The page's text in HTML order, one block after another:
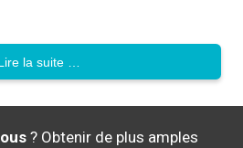
la suite …
? Obtenir de plus amples